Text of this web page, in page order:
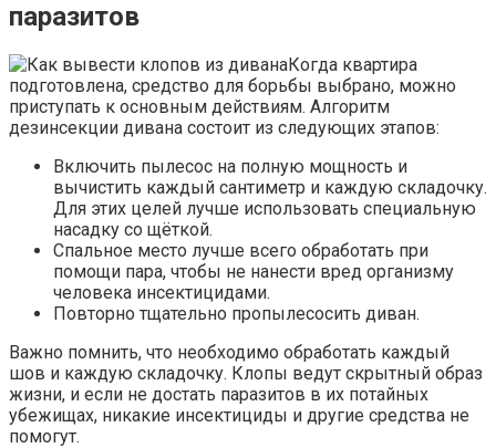
паразитов
Когда квартира
подготовлена, средство для борьбы выбрано, можно
приступать к основным действиям. Алгоритм
дезинсекции дивана состоит из следующих этапов:
Включить пылесос на полную мощность и
вычистить каждый сантиметр и каждую складочку.
Для этих целей лучше использовать специальную
насадку со щёткой.
Спальное место лучше всего обработать при
помощи пара, чтобы не нанести вред организму
человека инсектицидами.
Повторно тщательно пропылесосить диван.
Важно помнить, что необходимо обработать каждый
шов и каждую складочку. Клопы ведут скрытный образ
жизни, и если не достать паразитов в их потайных
убежищах, никакие инсектициды и другие средства не
помогут.